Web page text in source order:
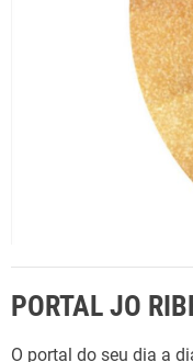
PORTAL JO
O portal do seu dia a